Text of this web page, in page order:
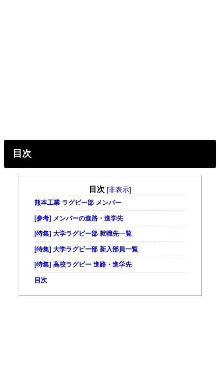
目次
目次 [非表示]
熊本工業 ラグビー部 メンバー
[参考] メンバーの進路・進学先
[特集] 大学ラグビー部 就職先一覧
[特集] 大学ラグビー部 新入部員一覧
[特集] 高校ラグビー 進路・進学先
目次